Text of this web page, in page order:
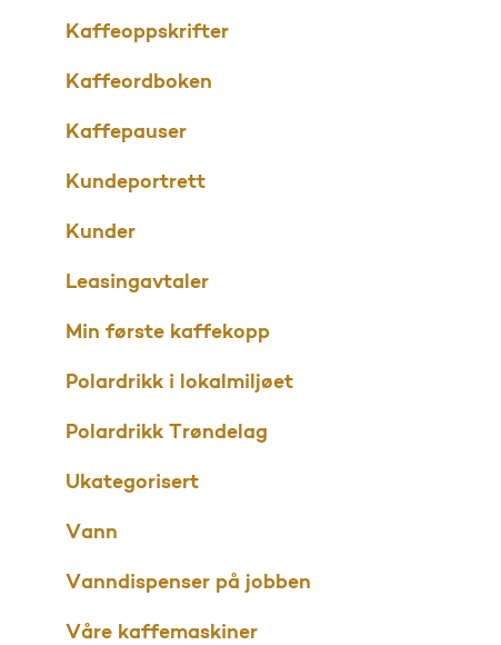
Kaffeoppskrifter
Kaffeordboken
Kaffepauser
Kundeportrett
Kunder
Leasingavtaler
Min første kaffekopp
Polardrikk i lokalmiljøet
Polardrikk Trøndelag
Ukategorisert
Vann
Vanndispenser på jobben
Våre kaffemaskiner